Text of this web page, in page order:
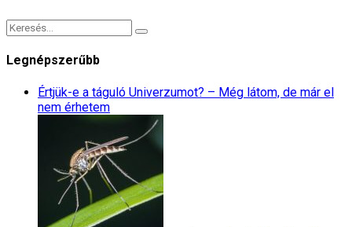
Legnépszerűbb
Értjük-e a táguló Univerzumot? – Még látom, de már el
nem érhetem